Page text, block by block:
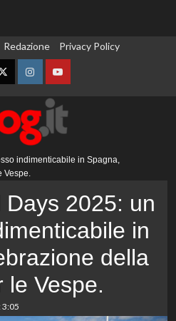
Redazione Privacy Policy
TwitterInstagramYouTube
indimenticabile in Spagna,
Vespe.
2025: un
in
della
le Vespe.
3:05